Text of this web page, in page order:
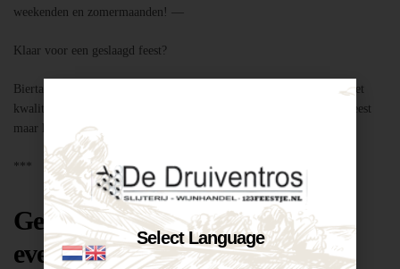
weekenden en zomermaanden! —
Klaar voor een geslaagd feest?
Biertap huren locatie Breda – snel geregeld via Druiventros.com, met
kwaliteit en service van Slijterij Breda “de Druiventros”. Laat het feest
maar komen!
***
Geschikt voor elk type feest of
evenement
Select Language